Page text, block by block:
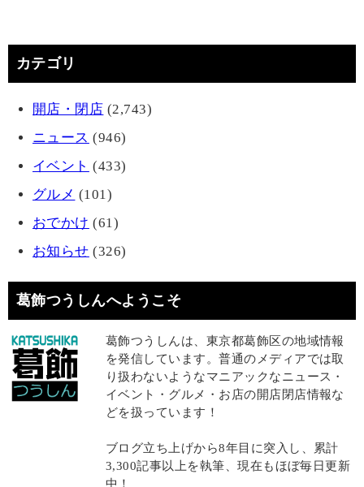
カテゴリ
開店・閉店 (2,743)
ニュース (946)
イベント (433)
グルメ (101)
おでかけ (61)
お知らせ (326)
葛飾つうしんへようこそ
葛飾つうしんは、東京都葛飾区の地域情報
を発信しています。普通のメディアでは取
り扱わないようなマニアックなニュース・
イベント・グルメ・お店の開店閉店情報な
どを扱っています！
ブログ立ち上げから8年目に突入し、累計
3,300記事以上を執筆、現在もほぼ毎日更新
中！